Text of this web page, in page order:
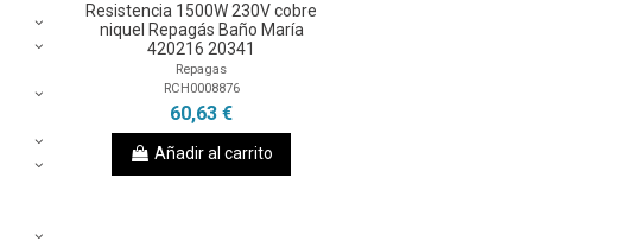
Resistencia 1500W 230V cobre
niquel Repagás Baño María
420216 20341
Repagas
RCH0008876
60,63 €
Añadir al carrito